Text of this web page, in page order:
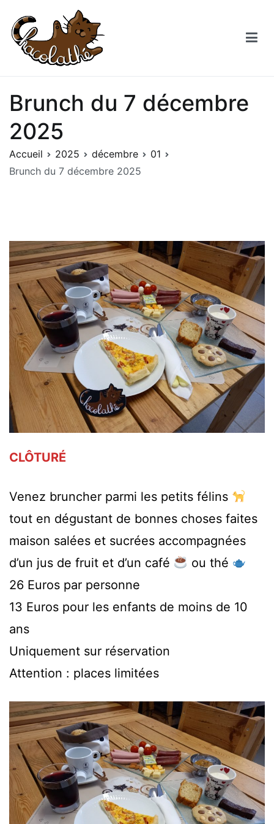
contenu
Brunch du 7 décembre
2025
Accueil 2025 décembre
01
Brunch du 7 décembre 2025
CLÔTURÉ
Venez bruncher parmi les petits félins
tout en dégustant de bonnes choses faites
maison salées et sucrées accompagnées
d’un jus de fruit et d’un café
ou thé
26 Euros par personne
13 Euros pour les enfants de moins de 10
ans
Uniquement sur réservation
Attention : places limitées